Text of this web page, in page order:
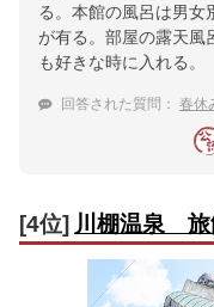
る。本館の風呂は男女
が有る。部屋の露天風
も好きな時に入れる。
回答された質問： 春休み
[4位] 川棚温泉 旅